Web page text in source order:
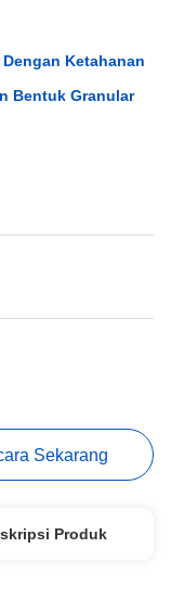
Ketahanan
Bentuk Granular
Sekarang
Produk